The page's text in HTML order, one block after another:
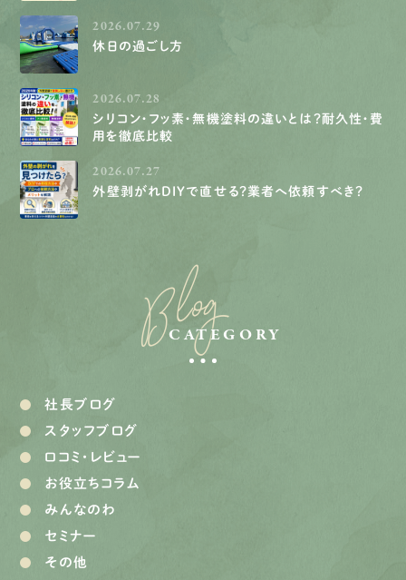
2026.07.29
休日の過ごし方
2026.07.28
シリコン・フッ素・無機塗料の違いとは？耐久性・費
用を徹底比較
2026.07.27
外壁剥がれDIYで直せる？業者へ依頼すべき？
Blog
CATEGORY
社長ブログ
スタッフブログ
口コミ・レビュー
お役立ちコラム
みんなのわ
セミナー
その他